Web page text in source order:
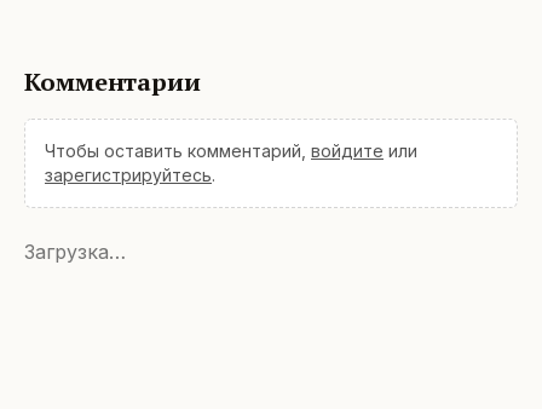
Комментарии
Чтобы оставить комментарий, войдите или
зарегистрируйтесь.
Загрузка…